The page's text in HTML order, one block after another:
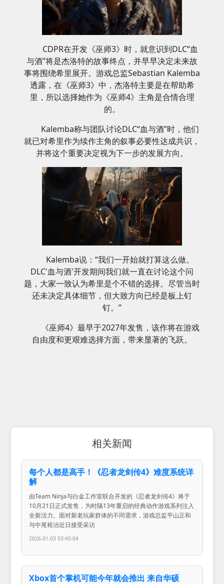
CDPR在开发《巫师3》时，就意识到DLC“血
与酒”将是杰洛特的故事终点，并早早决定未来故
事将围绕希里展开。游戏总监Sebastian Kalemba
透露，在《巫师3》中，杰洛特主要是在帮助希
里，所以选择她作为《巫师4》主角是合情合理
的。
Kalemba称与团队讨论DLC“血与酒”时，他们
就已对希里作为续作主角的叙事必要性达成共识，
并将这个重要决定视为下一步的发展方向。
Kalemba说：“我们一开始就打算这么做。
DLC'血与酒'开发期间我们就一直在讨论这个问
题，大家一致认为希里是个不错的选择。尽管当时
还未决定具体细节，但大致方向已经是板上钉
钉。”
《巫师4》最早于2027年发售，该作将在游戏
自由度和更艰难选择方面，带来显著的飞跃。
相关新闻
每个人都是高手！《忍者龙剑传4》难度系统详
解
由Team Ninja与白金工作室联合开发的《忍者龙剑传4》将于
10月21日正式发售，为时隔13年重启的经典动作游戏系列注入
全新活力。面对新老玩家群体的不同需求，游戏总监平山正和
与中尾裕治近日接受采访
2026-01-03 03:45:04
Xbox首个掌机可能今年就会推出 来自华硕